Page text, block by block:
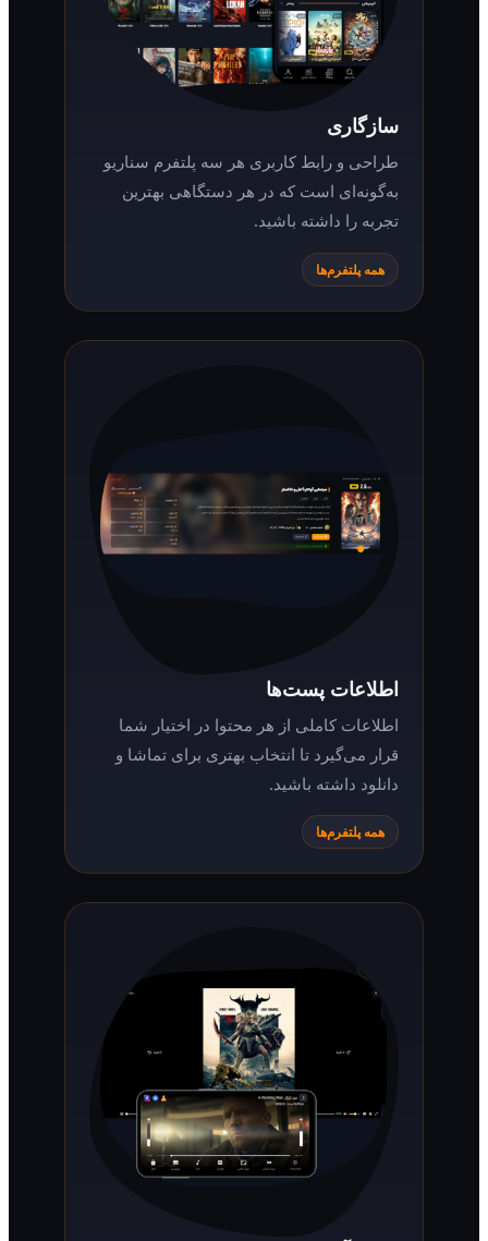
طراحی و رابط کاربری هر سه پلتفرم سناریو
به‌گونه‌ای است که در هر دستگاهی بهترین
تجربه را داشته باشید.
همه پلتفرم‌ها
اطلاعات پست‌ها
اطلاعات کاملی از هر محتوا در اختیار شما
قرار می‌گیرد تا انتخاب بهتری برای تماشا و
دانلود داشته باشید.
همه پلتفرم‌ها